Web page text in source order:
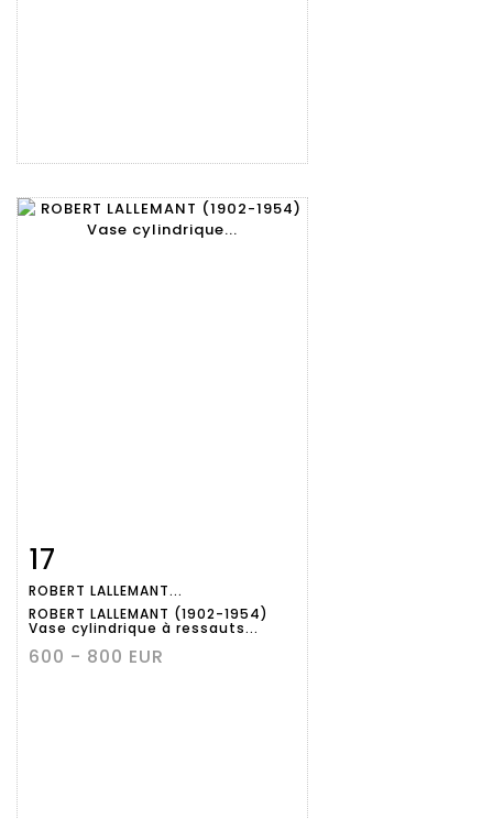
détaillée
17
ROBERT LALLEMANT...
ROBERT LALLEMANT (1902-1954)
Vase cylindrique à ressauts...
600 - 800 EUR